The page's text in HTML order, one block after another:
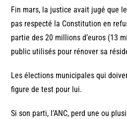
Fin mars, la justice avait jugé que
pas respecté la Constitution en
partie des 20 millions d’euros (13
public utilisés pour rénover sa
Les élections municipales qui
figure de test pour lui.
Si son parti, l’ANC, perd une ou